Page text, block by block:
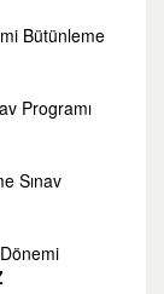
Bütünleme
Programı
Sınav